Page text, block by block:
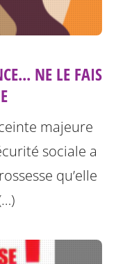
NE LE FAIS
majeure
sociale a
qu’elle